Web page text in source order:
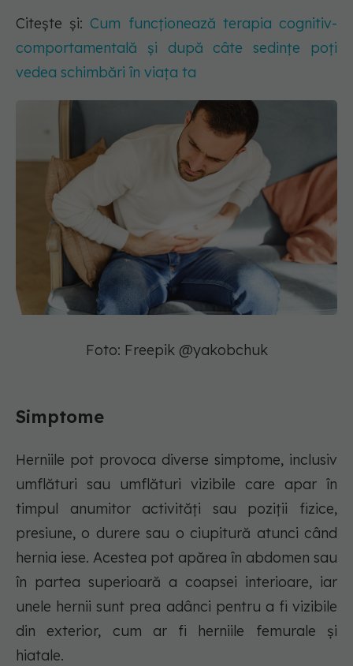
Citește și:Cum funcționează terapia cognitiv-
comportamentală și după câte sedințe poți
vedea schimbări în viața ta
Foto: Freepik @yakobchuk
Simptome
Herniile pot provoca diverse simptome, inclusiv
umflături sau umflături vizibile care apar în
timpul anumitor activități sau poziții fizice,
presiune, o durere sau o ciupitură atunci când
hernia iese. Acestea pot apărea în abdomen sau
în partea superioară a coapsei interioare, iar
unele hernii sunt prea adânci pentru a fi vizibile
din exterior, cum ar fi herniile femurale și
hiatale.